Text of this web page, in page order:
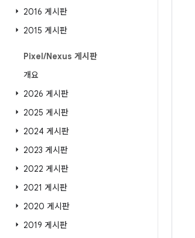
2016 게시판
2015 게시판
Pixel/Nexus 게시판
개요
2026 게시판
2025 게시판
2024 게시판
2023 게시판
2022 게시판
2021 게시판
2020 게시판
2019 게시판